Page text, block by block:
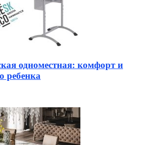
одноместная: комфорт и
ребенка